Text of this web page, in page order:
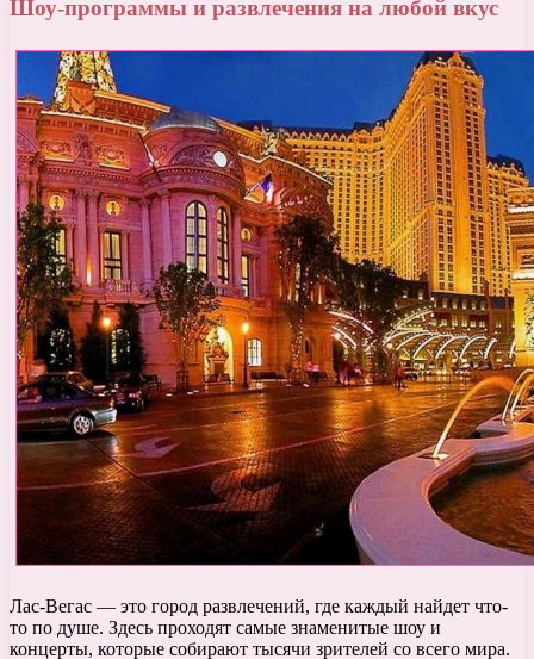
Шоу-программы и развлечения на любой вкус
Лас-Вегас — это город развлечений, где каждый найдет что-
то по душе. Здесь проходят самые знаменитые шоу и
концерты, которые собирают тысячи зрителей со всего мира.